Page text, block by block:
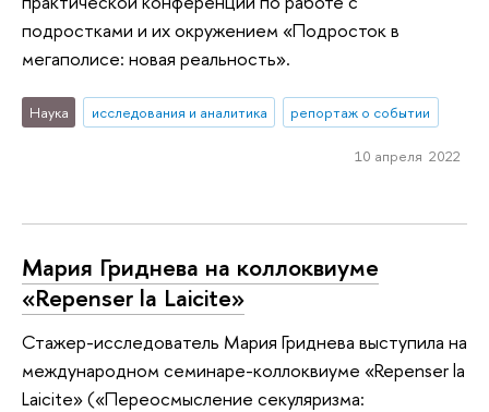
подростками и их окружением «Подросток в
мегаполисе: новая реальность».
Наука исследования и аналитика репортаж о событии
10 апреля 2022
Мария Гриднева на коллоквиуме
«Repenser la Laicite»
Стажер-исследователь Мария Гриднева выступила на
международном семинаре-коллоквиуме «Repenser la
Laicite» («Переосмысление секуляризма: